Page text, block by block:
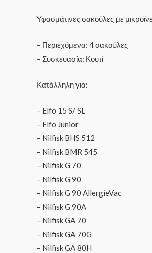
Υφασμάτινες σακούλες με
– Περιεχόμενα: 4 σακούλες
– Συσκευασία: Κουτί
Κατάλληλη για:
– Elfo 15 S/ SL
– Elfo Junior
– Nilfisk BHS 512
– Nilfisk BMR 545
– Nilfisk G 70
– Nilfisk G 90
– Nilfisk G 90 AllergieVac
– Nilfisk G 90A
– Nilfisk GA 70
– Nilfisk GA 70G
– Nilfisk GA 80H